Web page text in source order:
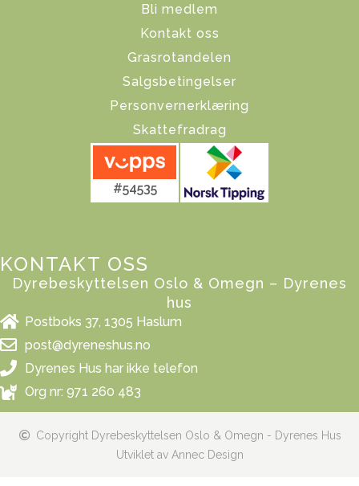
Bli medlem
Kontakt oss
Grasrotandelen
Salgsbetingelser
Personvernerklæring
Skattefradrag
#54535
KONTAKT OSS
Dyrebeskyttelsen Oslo & Omegn – Dyrenes
hus
Postboks 37, 1305 Haslum
post@dyreneshus.no
Dyrenes Hus har ikke telefon
Org nr: 971 260 483
Copyright Dyrebeskyttelsen Oslo & Omegn - Dyrenes Hus
Utviklet av Annec Design